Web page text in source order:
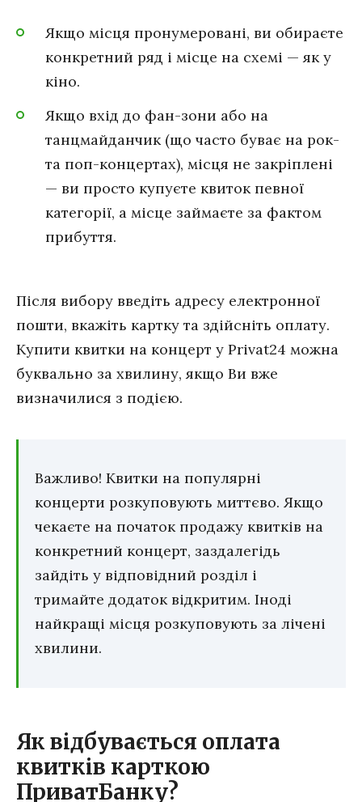
Якщо місця пронумеровані, ви обираєте
конкретний ряд і місце на схемі — як у
кіно.
Якщо вхід до фан-зони або на
танцмайданчик (що часто буває на рок-
та поп-концертах), місця не закріплені
— ви просто купуєте квиток певної
категорії, а місце займаєте за фактом
прибуття.
Після вибору введіть адресу електронної
пошти, вкажіть картку та здійсніть оплату.
Купити квитки на концерт у Privat24 можна
буквально за хвилину, якщо Ви вже
визначилися з подією.
Важливо! Квитки на популярні
концерти розкуповують миттєво. Якщо
чекаєте на початок продажу квитків на
конкретний концерт, заздалегідь
зайдіть у відповідний розділ і
тримайте додаток відкритим. Іноді
найкращі місця розкуповують за лічені
хвилини.
Як відбувається оплата
квитків карткою
ПриватБанку?